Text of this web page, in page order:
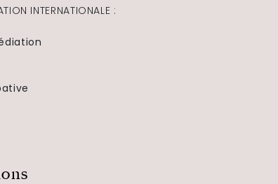
INTERNATIONALE :